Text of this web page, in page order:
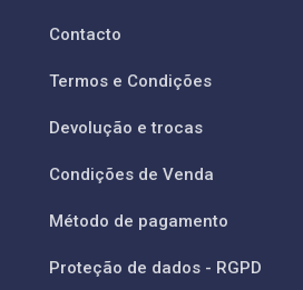
Contacto
Termos e Condições
Devolução e trocas
Condições de Venda
Método de pagamento
Proteção de dados - RGPD